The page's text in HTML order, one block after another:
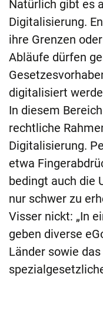
Natürlich gibt es
Digitalisierung.
ihre Grenzen
Abläufe dürfen
digitalisiert
In diesem
rechtliche
Digitalisierung.
etwa
bedingt auch die
nur schwer zu
Visser nickt: „In
geben diverse
Länder sowie